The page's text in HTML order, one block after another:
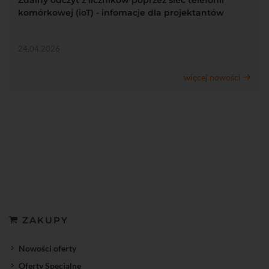
komórkowej (ioT) - infomacje dla projektantów
więcej nowości
ZAKUPY
Nowości oferty
Oferty Specjalne